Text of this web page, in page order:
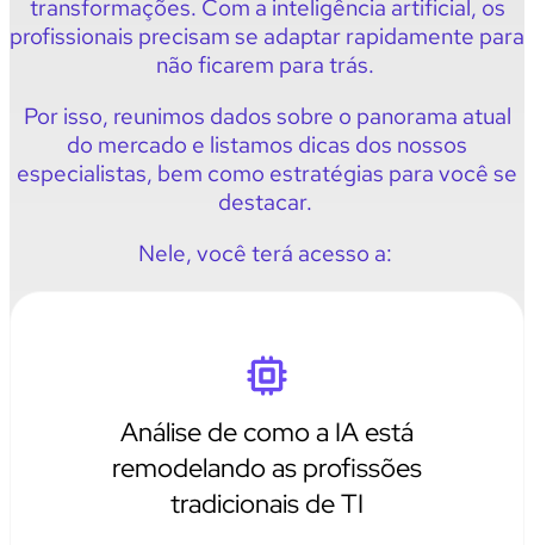
transformações. Com a inteligência artificial, os
profissionais precisam se adaptar rapidamente para
não ficarem para trás.
Por isso, reunimos dados sobre o panorama atual
do mercado e listamos dicas dos nossos
especialistas, bem como estratégias para você se
destacar.
Nele, você terá acesso a:
Análise de como a IA está
remodelando as profissões
tradicionais de TI